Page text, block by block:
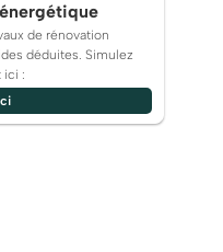
de rénovation
déduites. Simulez
ici :